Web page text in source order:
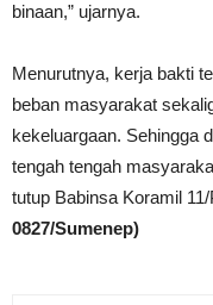
binaan,” ujarnya.
Menurutnya, kerja bakti
beban masyarakat
kekeluargaan. Sehingga
tengah tengah
tutup Babinsa Koramil
0827/Sumenep)